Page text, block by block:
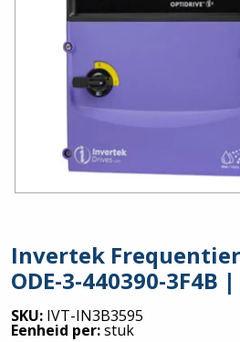
Invertek
ODE-3-440390-3F4B
SKU: IVT-IN3B3595
Eenheid per:stuk